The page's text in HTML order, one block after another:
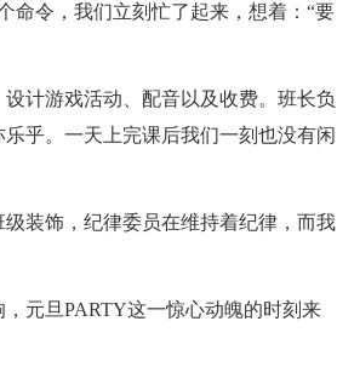
命令，我们立刻忙了起来，想着：“要
计游戏活动、配音以及收费。班长负
乎。一天上完课后我们一刻也没有闲
装饰，纪律委员在维持着纪律，而我
元旦PARTY这一惊心动魄的时刻来